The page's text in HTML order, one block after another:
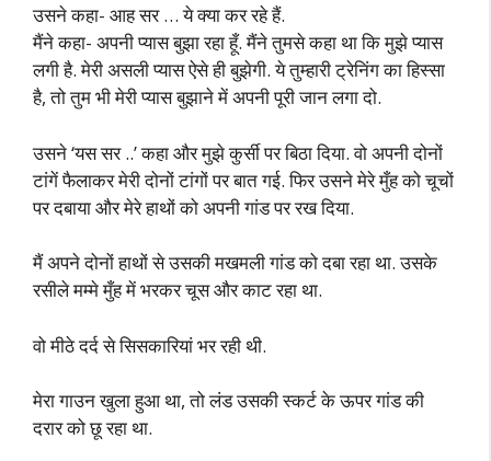
उसने कहा- आह सर … ये क्या कर रहे हैं.
मैंने कहा- अपनी प्यास बुझा रहा हूँ. मैंने तुमसे कहा था कि मुझे प्यास
लगी है. मेरी असली प्यास ऐसे ही बुझेगी. ये तुम्हारी ट्रेनिंग का हिस्सा
है, तो तुम भी मेरी प्यास बुझाने में अपनी पूरी जान लगा दो.
उसने ‘यस सर ..’ कहा और मुझे कुर्सी पर बिठा दिया. वो अपनी दोनों
टांगें फैलाकर मेरी दोनों टांगों पर बात गई. फिर उसने मेरे मुँह को चूचों
पर दबाया और मेरे हाथों को अपनी गांड पर रख दिया.
मैं अपने दोनों हाथों से उसकी मखमली गांड को दबा रहा था. उसके
रसीले मम्मे मुँह में भरकर चूस और काट रहा था.
वो मीठे दर्द से सिसकारियां भर रही थी.
मेरा गाउन खुला हुआ था, तो लंड उसकी स्कर्ट के ऊपर गांड की
दरार को छू रहा था.